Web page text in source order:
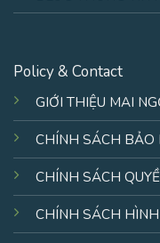
Policy & Contact
GIỚI THIỆU MAI
CHÍNH SÁCH BẢO
CHÍNH SÁCH
CHÍNH SÁCH